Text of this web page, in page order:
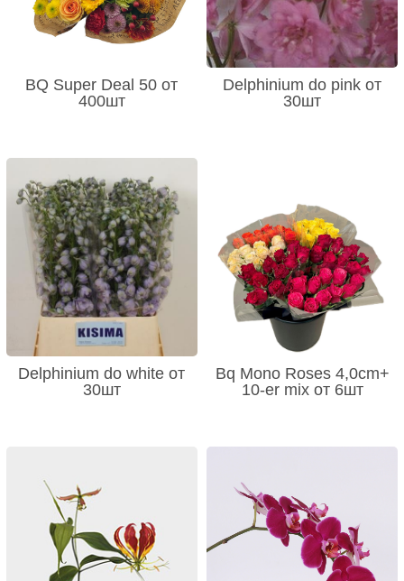
BQ Super Deal 50 от
400шт
Delphinium do pink от
30шт
Delphinium do white от
30шт
Bq Mono Roses 4,0cm+
10-er mix от 6шт